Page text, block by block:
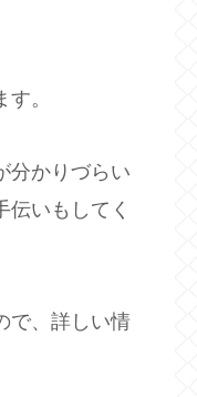
。
分かりづらい
いもしてく
で、詳しい情